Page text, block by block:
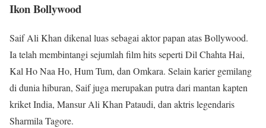
Ikon Bollywood
Saif Ali Khan dikenal luas sebagai aktor papan atas Bollywood.
Ia telah membintangi sejumlah film hits seperti Dil Chahta Hai,
Kal Ho Naa Ho, Hum Tum, dan Omkara. Selain karier gemilang
di dunia hiburan, Saif juga merupakan putra dari mantan kapten
kriket India, Mansur Ali Khan Pataudi, dan aktris legendaris
Sharmila Tagore.